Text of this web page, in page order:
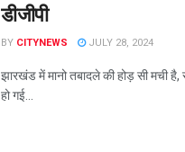
डीजीपी
BY CITYNEWS JULY 28, 2024
झारखंड में मानो तबादले की होड़ सी मची
हो गई...